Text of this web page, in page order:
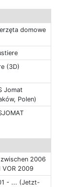
domowe
(3D)
Jomat
Polen)
2006
VOR 2009
- ... (Jetzt-